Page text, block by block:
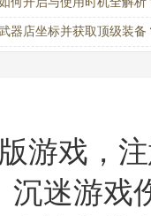
器店坐标并获取顶级装备
游戏，
沉迷游戏